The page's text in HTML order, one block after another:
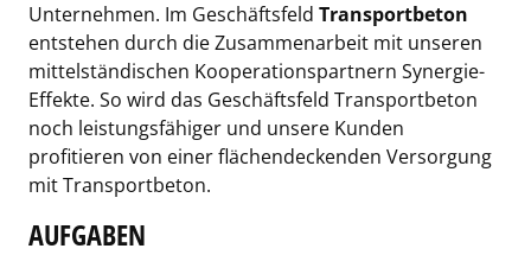
Unternehmen. Im Geschäftsfeld Transportbeton
entstehen durch die Zusammenarbeit mit unseren
mittelständischen Kooperationspartnern Synergie-
Effekte. So wird das Geschäftsfeld Transportbeton
noch leistungsfähiger und unsere Kunden
profitieren von einer flächendeckenden Versorgung
mit Transportbeton.
AUFGABEN